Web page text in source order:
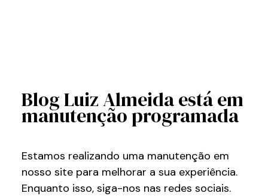
Blog Luiz Almeida está em
manutenção programada
Estamos realizando uma manutenção em
nosso site para melhorar a sua experiência.
Enquanto isso, siga-nos nas redes sociais.